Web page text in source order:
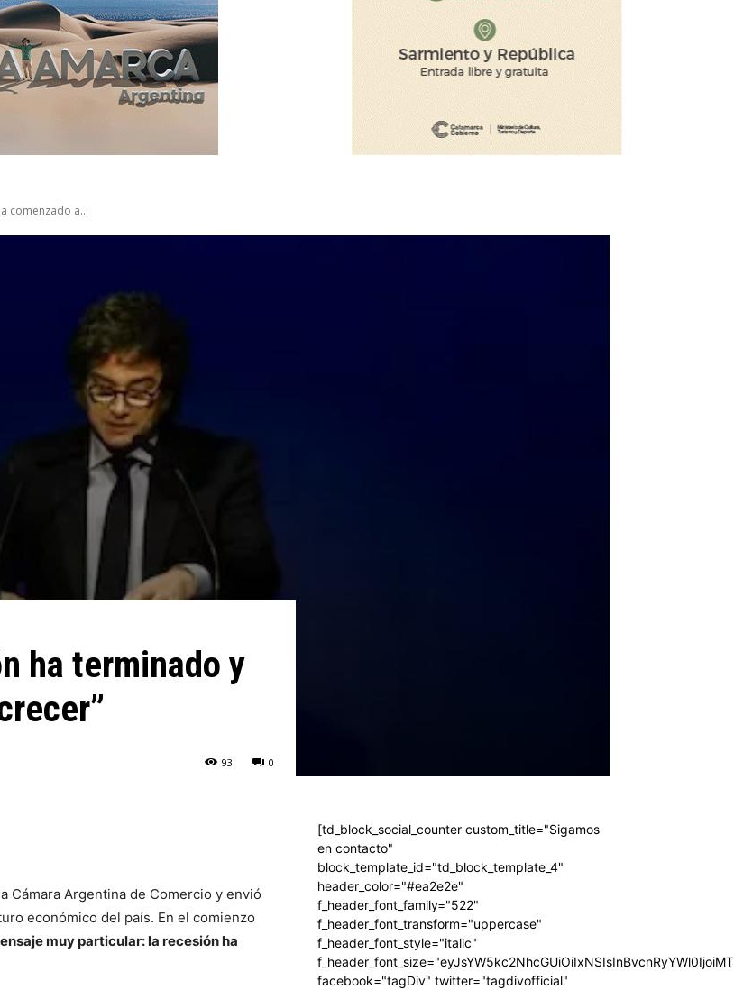
comenzado a...
ha terminado y
0
93
Cámara Argentina de Comercio y envió
económico del país. En el comienzo
muy particular: la recesión ha
[td_block_social_counter custom_title="Sigamos
en contacto"
block_template_id="td_block_template_4"
header_color="#ea2e2e"
f_header_font_family="522"
f_header_font_transform="uppercase"
f_header_font_style="italic"
facebook="tagDiv" twitter="tagdivofficial"